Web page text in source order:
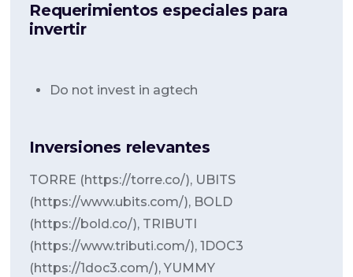
Requerimientos especiales para
invertir
Do not invest in agtech
Inversiones relevantes
TORRE (https://torre.co/), UBITS
(https://www.ubits.com/), BOLD
(https://bold.co/), TRIBUTI
(https://www.tributi.com/), 1DOC3
(https://1doc3.com/), YUMMY